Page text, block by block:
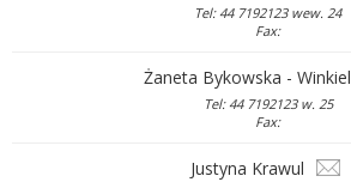
Tel: 44 7192123 wew. 24
Fax:
Żaneta Bykowska - Winkiel
Tel: 44 7192123 w. 25
Fax:
Justyna Krawul